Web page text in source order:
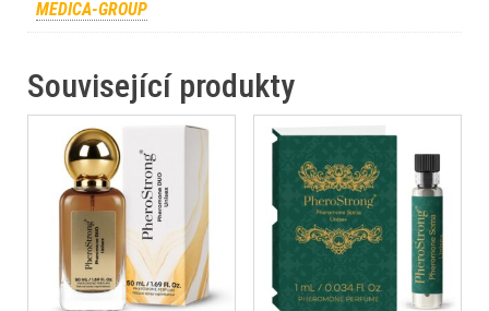
MEDICA-GROUP
Související produkty